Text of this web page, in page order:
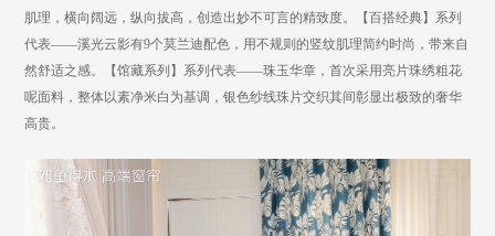
肌理，横向阔远，纵向拔高，创造出妙不可言的精致度。【百搭经典】系列
代表——溪光云影有9个莫兰迪配色 ，用不规则的竖纹肌理简约时尚，带来自
然舒适之感。【馆藏系列】系列代表——珠玉华章，首次采用亮片珠绣粗花
呢面料，整体以素净米白为基调，银色纱线珠片交织其间彰显出极致的奢华
高贵。